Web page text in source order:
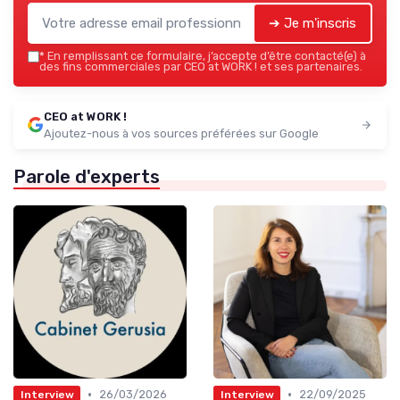
➔ Je m'inscris
* En remplissant ce formulaire, j’accepte d’être contacté(e) à
des fins commerciales par CEO at WORK ! et ses partenaires.
CEO at WORK !
Ajoutez-nous à vos sources préférées sur Google
Parole d'experts
Interview • 26/03/2026 Interview • 22/09/2025